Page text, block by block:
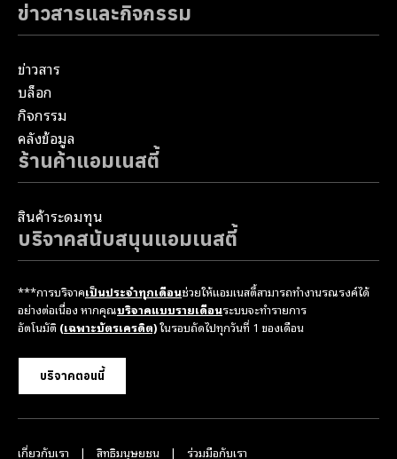
ข่าวสารและกิจกรรม
ข่าวสาร
บล็อก
กิจกรรม
คลังข้อมูล
ร้านค้าแอมเนสตี้
สินค้าระดมทุน
บริจาคสนับสนุนแอมเนสตี้
***การบริจาคเป็นประจำทุกเดือนช่วยให้แอมเนสตี้สามารถทำงานรณรงค์ได้
อย่างต่อเนื่อง หากคุณบริจาคแบบรายเดือนระบบจะทำรายการ
อัตโนมัติ (เฉพาะบัตรเครดิต)ในรอบถัดไปทุกวันที่ 1 ของเดือน
บริจาคตอนนี้
เกี่ยวกับเรา สิทธิมนุษยชน ร่วมมือกับเรา